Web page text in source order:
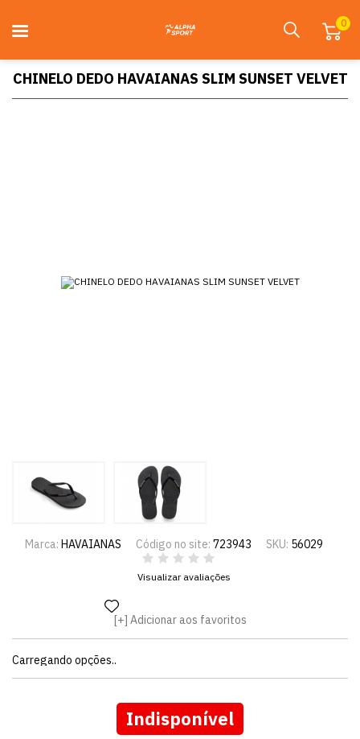
0
CHINELO DEDO HAVAIANAS SLIM SUNSET VELVET
Marca: HAVAIANAS Código no site: 723943 SKU: 56029
Visualizar avaliações
Adicionar aos favoritos
Carregando opções..
Indisponível